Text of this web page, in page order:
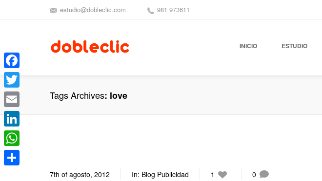
estudio@dobleclic.com 981 973611
INICIO ESTUDIO
Tags Archives love
7th of agosto, 2012 In: Blog Publicidad 1 0
Facebook
Twitter
Email
LinkedIn
WhatsApp